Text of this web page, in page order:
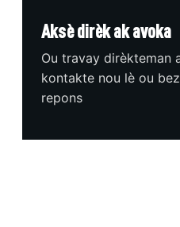
Aksè dirèk ak avoka
Ou travay dirèkteman
kontakte nou lè ou
repons